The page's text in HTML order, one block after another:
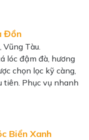
Đồn
Tàu.
lóc đậm đà, hương
chọn lọc kỹ càng,
tiên. Phục vụ nhanh
Biển Xanh